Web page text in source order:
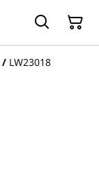
/ LW23018